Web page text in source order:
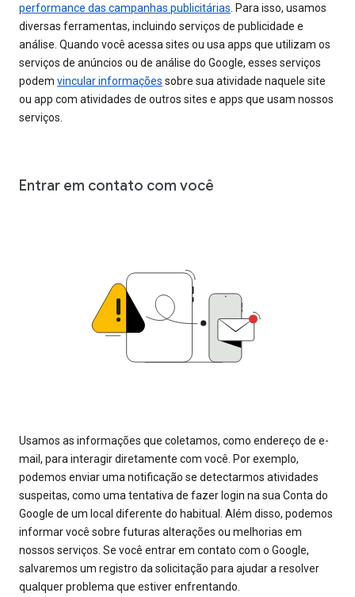
performance das campanhas publicitárias. Para isso, usamos
diversas ferramentas, incluindo serviços de publicidade e
análise. Quando você acessa sites ou usa apps que utilizam os
serviços de anúncios ou de análise do Google, esses serviços
podem vincular informações sobre sua atividade naquele site
ou app com atividades de outros sites e apps que usam nossos
serviços.
Entrar em contato com você
Usamos as informações que coletamos, como endereço de e-
mail, para interagir diretamente com você. Por exemplo,
podemos enviar uma notificação se detectarmos atividades
suspeitas, como uma tentativa de fazer login na sua Conta do
Google de um local diferente do habitual. Além disso, podemos
informar você sobre futuras alterações ou melhorias em
nossos serviços. Se você entrar em contato com o Google,
salvaremos um registro da solicitação para ajudar a resolver
qualquer problema que estiver enfrentando.